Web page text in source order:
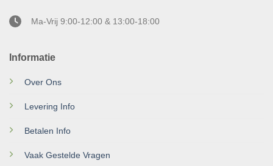
Informatie
Over Ons
Levering Info
Betalen Info
Vaak Gestelde Vragen
Ma-Vrij 9:00-12:00 & 13:00-18:00